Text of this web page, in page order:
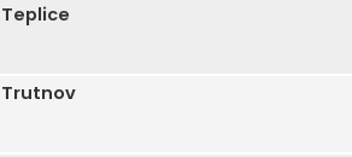
Teplice
Trutnov